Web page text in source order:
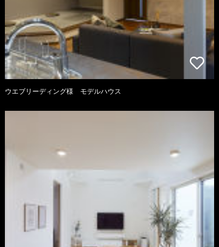
ウエブリーディング様 モデルハウス